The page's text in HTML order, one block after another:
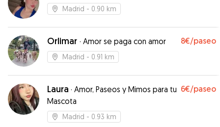
Madrid - 0.90 km
Orlimar · Amor se paga con amor 8€/paseo
Madrid - 0.91 km
Laura · Amor, Paseos y Mimos para tu
Mascota
6€/paseo
Madrid - 0.93 km